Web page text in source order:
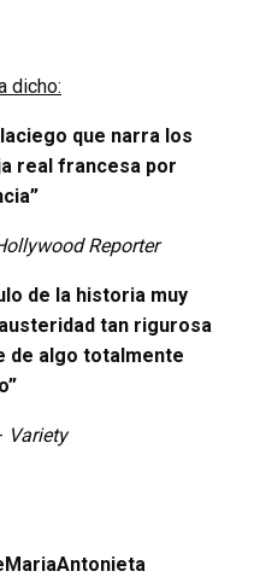
dicho:
que narra los
real francesa por
Reporter
de la historia muy
tan rigurosa
de algo totalmente
Variety